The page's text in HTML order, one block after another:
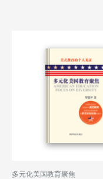
多元化美国教育聚焦